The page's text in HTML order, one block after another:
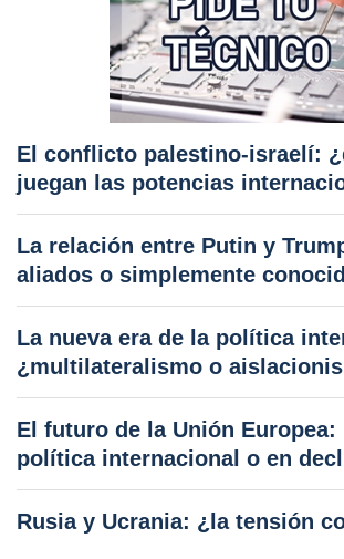
El conflicto palestino-israelí:
juegan las potencias
La relación entre Putin y
aliados o simplemente
La nueva era de la política
¿multilateralismo o
El futuro de la Unión
política internacional o en
Rusia y Ucrania: ¿la tensión